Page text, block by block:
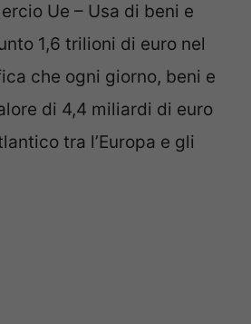
Ue – Usa di beni e
1,6 trilioni di euro nel
che ogni giorno, beni e
di 4,4 miliardi di euro
tra l’Europa e gli